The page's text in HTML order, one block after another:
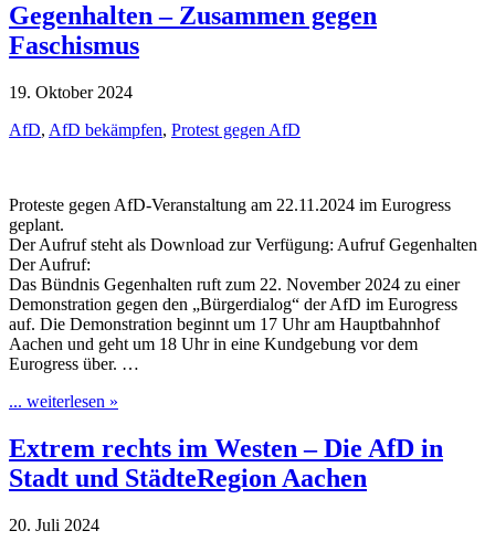
Gegenhalten – Zusammen gegen
Faschismus
19. Oktober 2024
AfD, AfD bekämpfen, Protest gegen AfD
Proteste gegen AfD-Veranstaltung am 22.11.2024 im Eurogress
geplant.
Der Aufruf steht als Download zur Verfügung: Aufruf Gegenhalten
Der Aufruf:
Das Bündnis Gegenhalten ruft zum 22. November 2024 zu einer
Demonstration gegen den „Bürgerdialog“ der AfD im Eurogress
auf. Die Demonstration beginnt um 17 Uhr am Hauptbahnhof
Aachen und geht um 18 Uhr in eine Kundgebung vor dem
Eurogress über. …
... weiterlesen »
Extrem rechts im Westen – Die AfD in
Stadt und StädteRegion Aachen
20. Juli 2024